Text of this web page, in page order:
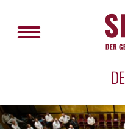
DE